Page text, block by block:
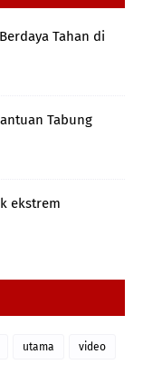
Tahan di
Tabung
ekstrem
utama video